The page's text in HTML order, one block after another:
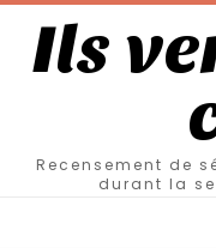
Ils
Recensement de
durant la